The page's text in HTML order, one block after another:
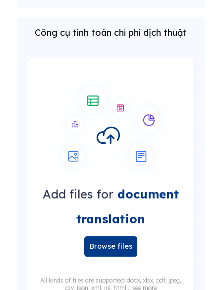
Công cụ tính toán chi phí dịch thuật
Add files for document
translation
Browse files
All kinds of files are supported: docx, xlsx, pdf, jpeg,
csv, json, xml, ini, html... see more